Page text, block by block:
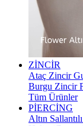
ZİNCİR
Ataç Zincir
Burgu Zincir
Tüm Ürünler
PİERCİNG
Altın